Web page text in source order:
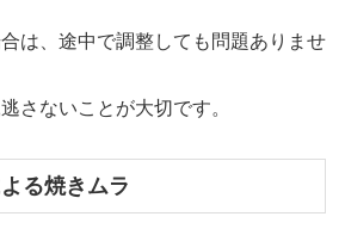
は、途中で調整しても問題ありませ
さないことが大切です。
る焼きムラ